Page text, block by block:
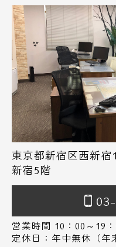
東京都新宿区西新
新宿5階
営業時間 10：00～19
定休日：年中無休（年